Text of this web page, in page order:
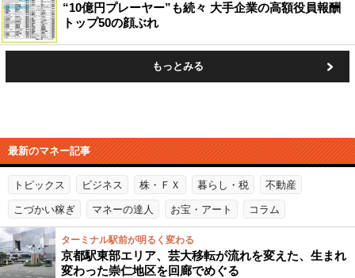
“10億円プレーヤー”も続々 大手企業の高額役員報酬
トップ50の顔ぶれ
もっとみる
最新のマネー記事
トピックス ビジネス 株・ＦＸ 暮らし・税 不動産
こづかい稼ぎ マネーの達人 お宝・アート コラム
ターミナル駅前が明るく変わる
京都駅東部エリア、芸大移転が流れを変えた、生まれ
変わった崇仁地区を回廊でめぐる